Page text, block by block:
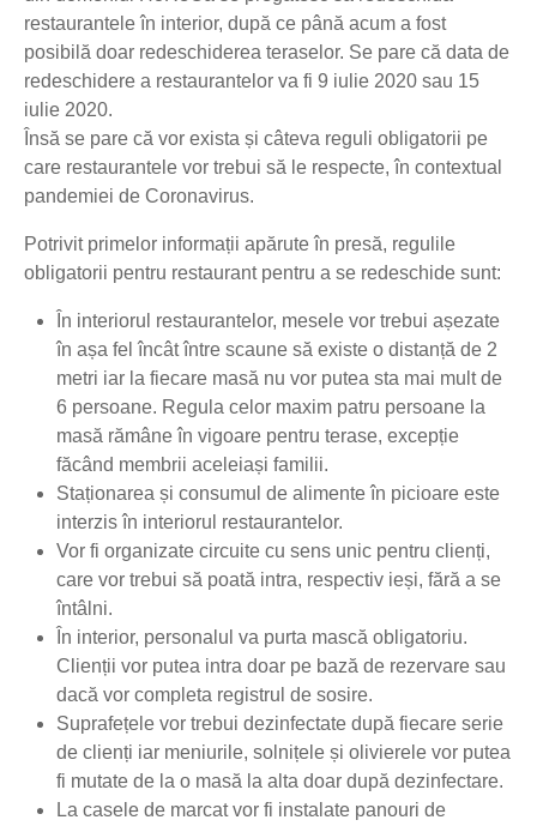
restaurantele în interior, după ce până acum a fost
posibilă doar redeschiderea teraselor. Se pare că data de
redeschidere a restaurantelor va fi 9 iulie 2020 sau 15
iulie 2020.
Însă se pare că vor exista și câteva reguli obligatorii pe
care restaurantele vor trebui să le respecte, în contextual
pandemiei de Coronavirus.
Potrivit primelor informații apărute în presă, regulile
obligatorii pentru restaurant pentru a se redeschide sunt:
În interiorul restaurantelor, mesele vor trebui așezate
în așa fel încât între scaune să existe o distanță de 2
metri iar la fiecare masă nu vor putea sta mai mult de
6 persoane. Regula celor maxim patru persoane la
masă rămâne în vigoare pentru terase, excepție
făcând membrii aceleiași familii.
Staționarea și consumul de alimente în picioare este
interzis în interiorul restaurantelor.
Vor fi organizate circuite cu sens unic pentru clienți,
care vor trebui să poată intra, respectiv ieși, fără a se
întâlni.
În interior, personalul va purta mască obligatoriu.
Clienții vor putea intra doar pe bază de rezervare sau
dacă vor completa registrul de sosire.
Suprafețele vor trebui dezinfectate după fiecare serie
de clienți iar meniurile, solnițele și olivierele vor putea
fi mutate de la o masă la alta doar după dezinfectare.
La casele de marcat vor fi instalate panouri de